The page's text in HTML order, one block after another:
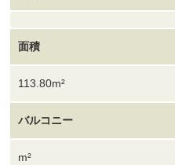
面積
113.80m²
バルコニー
m²